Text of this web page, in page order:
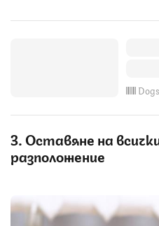
3. Оставяне на
разположение